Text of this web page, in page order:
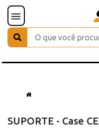
SUPORTE - Case CE